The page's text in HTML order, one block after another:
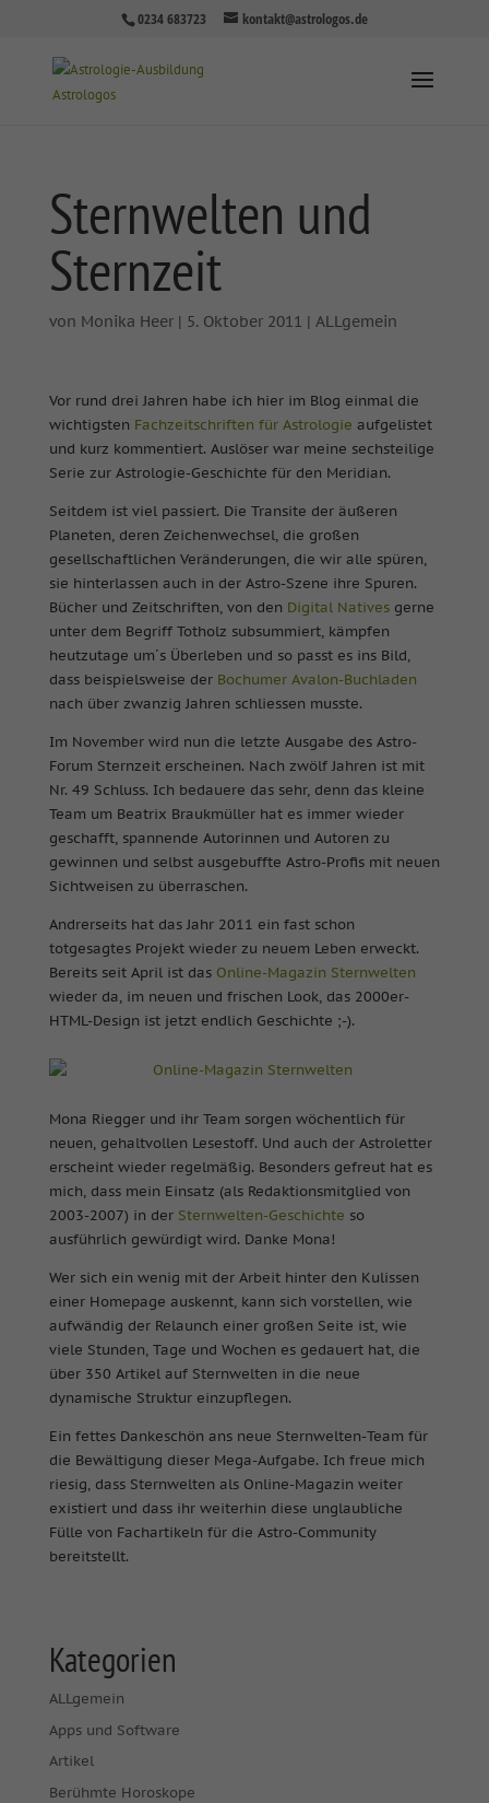
0234 683723 kontakt@astrologos.de
Sternwelten und
Sternzeit
von Monika Heer| 5. Oktober 2011 | ALLgemein
Vor rund drei Jahren habe ich hier im Blog einmal die
wichtigsten Fachzeitschriften für Astrologie aufgelistet
und kurz kommentiert. Auslöser war meine sechsteilige
Serie zur Astrologie-Geschichte für den Meridian.
Seitdem ist viel passiert. Die Transite der äußeren
Planeten, deren Zeichenwechsel, die großen
gesellschaftlichen Veränderungen, die wir alle spüren,
sie hinterlassen auch in der Astro-Szene ihre Spuren.
Bücher und Zeitschriften, von den Digital Nativesgerne
unter dem Begriff Totholz subsummiert, kämpfen
heutzutage um´s Überleben und so passt es ins Bild,
dass beispielsweise der Bochumer Avalon-Buchladen
nach über zwanzig Jahren schliessen musste.
Im November wird nun die letzte Ausgabe des Astro-
Forum Sternzeit erscheinen. Nach zwölf Jahren ist mit
Nr. 49 Schluss. Ich bedauere das sehr, denn das kleine
Team um Beatrix Braukmüller hat es immer wieder
geschafft, spannende Autorinnen und Autoren zu
gewinnen und selbst ausgebuffte Astro-Profis mit neuen
Sichtweisen zu überraschen.
Andrerseits hat das Jahr 2011 ein fast schon
totgesagtes Projekt wieder zu neuem Leben erweckt.
Bereits seit April ist das Online-Magazin Sternwelten
wieder da, im neuen und frischen Look, das 2000er-
HTML-Design ist jetzt endlich Geschichte ;-).
Mona Riegger und ihr Team sorgen wöchentlich für
neuen, gehaltvollen Lesestoff. Und auch der Astroletter
erscheint wieder regelmäßig. Besonders gefreut hat es
mich, dass mein Einsatz (als Redaktionsmitglied von
2003-2007) in der Sternwelten-Geschichte so
ausführlich gewürdigt wird. Danke Mona!
Wer sich ein wenig mit der Arbeit hinter den Kulissen
einer Homepage auskennt, kann sich vorstellen, wie
aufwändig der Relaunch einer großen Seite ist, wie
viele Stunden, Tage und Wochen es gedauert hat, die
über 350 Artikel auf Sternwelten in die neue
dynamische Struktur einzupflegen.
Ein fettes Dankeschön ans neue Sternwelten-Team für
die Bewältigung dieser Mega-Aufgabe. Ich freue mich
riesig, dass Sternwelten als Online-Magazin weiter
existiert und dass ihr weiterhin diese unglaubliche
Fülle von Fachartikeln für die Astro-Community
bereitstellt.
Kategorien
ALLgemein
Apps und Software
Artikel
Berühmte Horoskope